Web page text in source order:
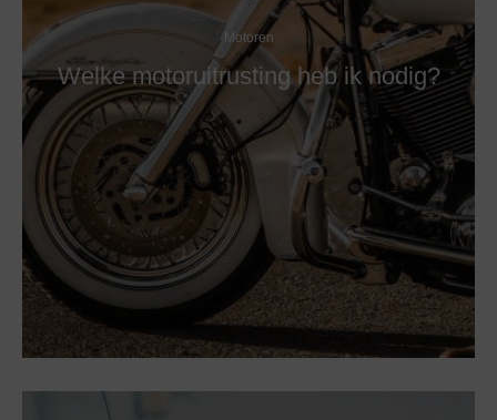
Motoren
Welke motoruitrusting heb ik nodig?